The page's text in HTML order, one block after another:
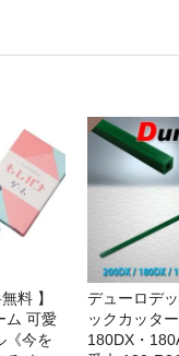
料 】
ム 可愛
《今を
デューロデ
ックカッタ
180DX・